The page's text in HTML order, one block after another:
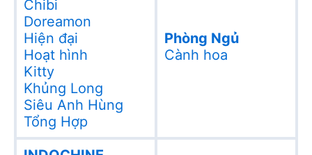
Chibi
Doreamon
Hiện đại
Hoạt hình
Kitty
Khủng Long
Siêu Anh Hùng
Tổng Hợp
Phòng Ngủ
Cành hoa